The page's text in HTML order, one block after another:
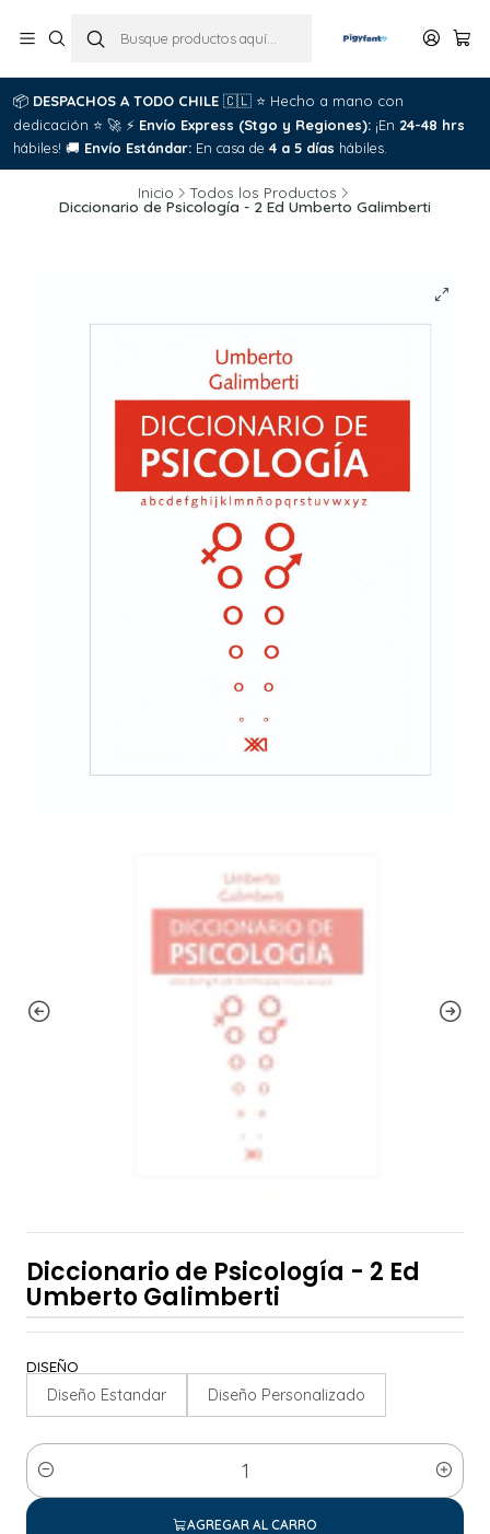
📦 DESPACHOS A TODO CHILE 🇨🇱 ⭐ Hecho a mano con
dedicación ⭐ 🚀 ⚡ Envío Express (Stgo y Regiones): ¡En 24-48 hrs
hábiles! 🚚 Envío Estándar: En casa de 4 a 5 días hábiles.
Inicio Todos los Productos
Diccionario de Psicología - 2 Ed Umberto Galimberti
Diccionario de Psicología - 2 Ed
Umberto Galimberti
DISEÑO
Diseño Estandar Diseño Personalizado
Cantidad
AGREGAR AL CARRO